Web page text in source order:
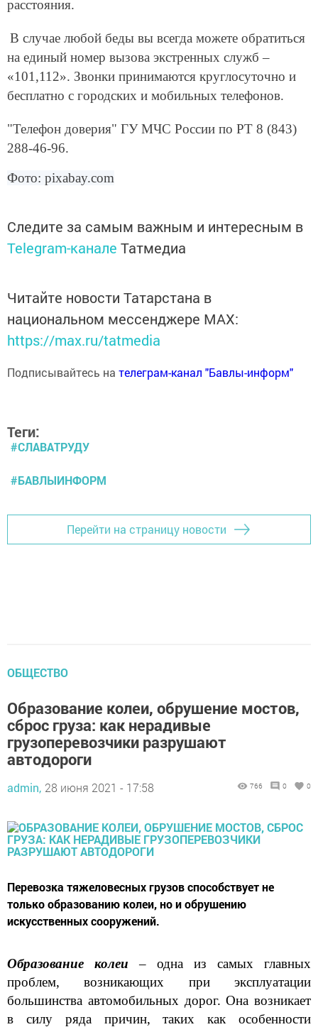
расстояния.
В случае любой беды вы всегда можете обратиться
на единый номер вызова экстренных служб –
«101,112». Звонки принимаются круглосуточно и
бесплатно с городских и мобильных телефонов.
"Телефон доверия" ГУ МЧС России по РТ 8 (843)
288-46-96.
Фото: pixabay.com
Следите за самым важным и интересным в
Telegram-канале Татмедиа
Читайте новости Татарстана в
национальном мессенджере MАХ:
https://max.ru/tatmedia
Подписывайтесь на телеграм-канал "Бавлы-информ"
Теги:
#СЛАВАТРУДУ
#БАВЛЫИНФОРМ
Перейти на страницу новости
ОБЩЕСТВО
Образование колеи, обрушение мостов,
сброс груза: как нерадивые
грузоперевозчики разрушают
автодороги
admin, 28 июня 2021 - 17:58 766 0 0
Перевозка тяжеловесных грузов способствует не
только образованию колеи, но и обрушению
искусственных сооружений.
Образование колеи – одна из самых главных
проблем, возникающих при эксплуатации
большинства автомобильных дорог. Она возникает
в силу ряда причин, таких как особенности